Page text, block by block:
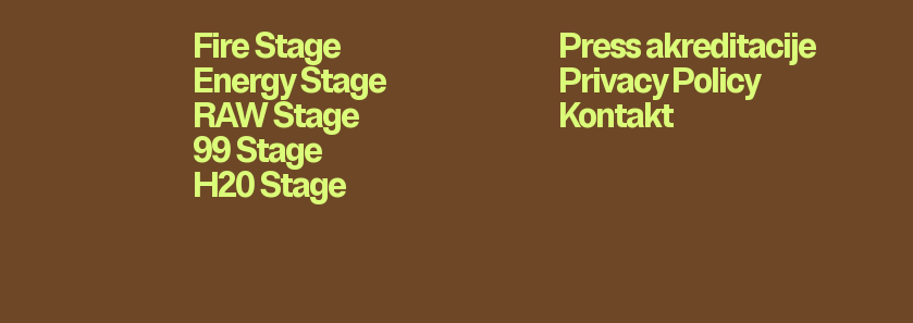
Fire Stage
Energy Stage
RAW Stage
99 Stage
H20 Stage
Press akreditacije
Privacy Policy
Kontakt